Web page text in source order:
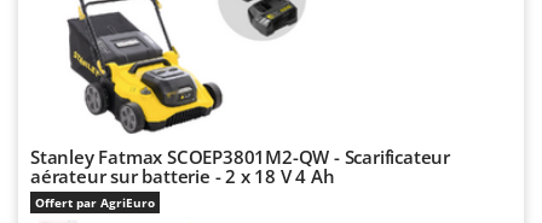
Stanley Fatmax SCOEP3801M2-QW - Scarificateur
aérateur sur batterie - 2 x 18 V 4 Ah
Offert par AgriEuro